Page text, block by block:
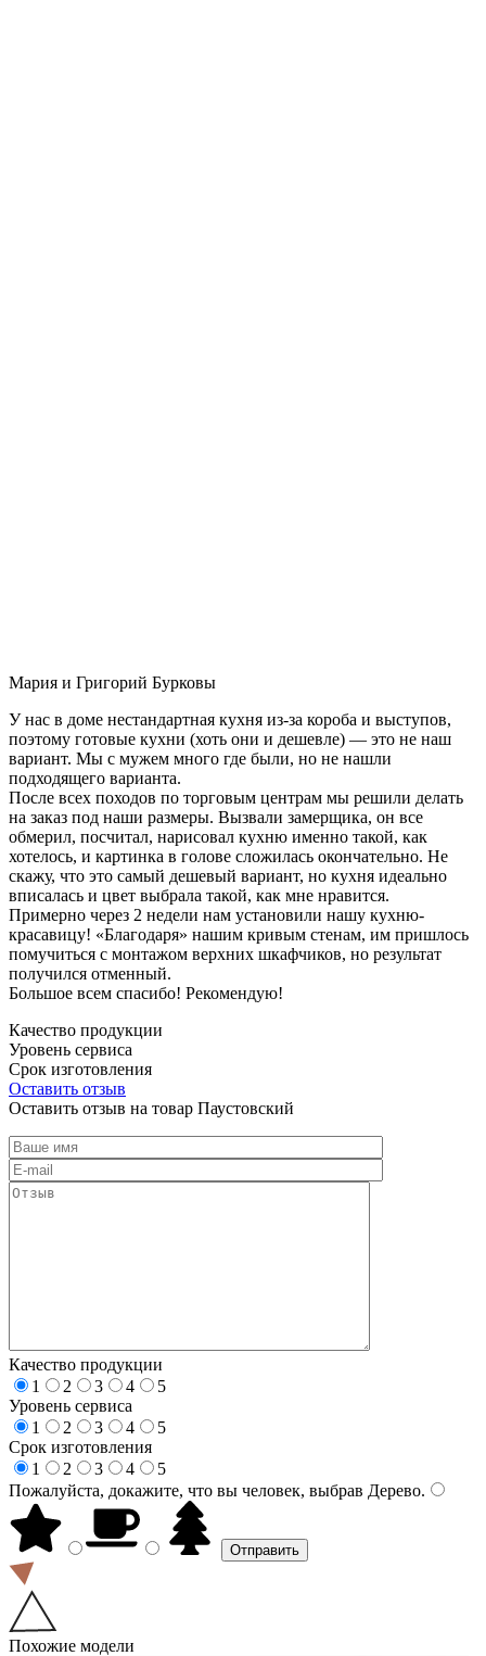
Мария и Григорий Бурковы
У нас в доме нестандартная кухня из-за короба и выступов,
поэтому готовые кухни (хоть они и дешевле) — это не наш
вариант. Мы с мужем много где были, но не нашли
подходящего варианта.
После всех походов по торговым центрам мы решили делать
на заказ под наши размеры. Вызвали замерщика, он все
обмерил, посчитал, нарисовал кухню именно такой, как
хотелось, и картинка в голове сложилась окончательно. Не
скажу, что это самый дешевый вариант, но кухня идеально
вписалась и цвет выбрала такой, как мне нравится.
Примерно через 2 недели нам установили нашу кухню-
красавицу! «Благодаря» нашим кривым стенам, им пришлось
помучиться с монтажом верхних шкафчиков, но результат
получился отменный.
Большое всем спасибо! Рекомендую!
Качество продукции
Уровень сервиса
Срок изготовления
Оставить отзыв
Оставить отзыв на товар Паустовский
Качество продукции
1
2 3 4
5
Уровень сервиса
1
2 3 4
5
Срок изготовления
1
2 3 4
5
Пожалуйста, докажите, что вы человек, выбрав Дерево.
Похожие модели